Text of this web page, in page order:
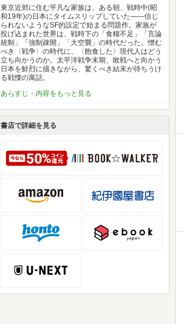
東京近郊に住む平凡な家族は、ある朝、戦時中(昭
和19年)の日本にタイムスリップしていた――信じ
られないようなSF的設定で始まる問題作。家族が
投げ込まれた世界は、戦時下の「食糧不足」「言論
統制」「強制疎開」「大空襲」の時代だった。憎む
べき〈戦争〉の時代に、〈飽食した〉現代人はどう
立ち向かうのか。太平洋戦争末期、敗戦へと向かう
日本を鮮烈に描きながら、驚くべき結末が待ちうけ
る戦慄の寓話。
あらすじ・内容をもっと見る
書店で詳細を見る